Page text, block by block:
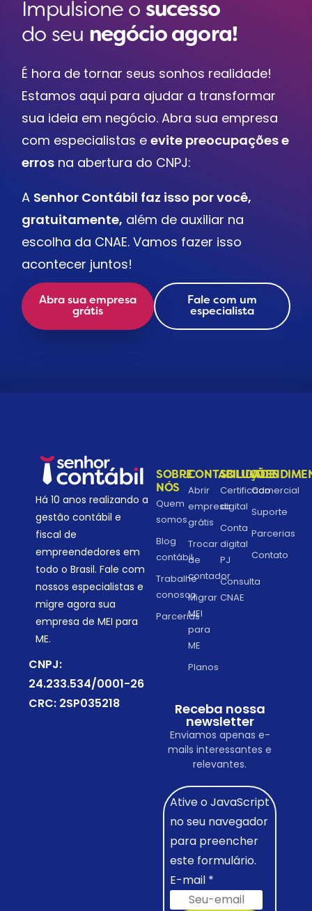
Impulsione o sucesso
do seu negócio agora!
É hora de tornar seus sonhos realidade!
Estamos aqui para ajudar a transformar
sua ideia em negócio. Abra sua empresa
com especialistas eevite preocupações e
erros na abertura do CNPJ:
A Senhor Contábil faz isso por você,
gratuitamente, além de auxiliar na
escolha da CNAE. Vamos fazer isso
acontecer juntos!
Abra sua empresa
grátis
Fale com um
especialista
Há 10 anos realizando a
gestão contábil e
fiscal de
empreendedores em
todo o Brasil. Fale com
nossos especialistas e
migre agora sua
empresa de MEI para
ME.
CNPJ:
24.233.534/0001-26
CRC: 2SP035218
SOBRE
NÓS
Quem
somos
Blog
contábil
Trabalhe
conosco
Parcerias
CONTABILIDADE
Abrir
empresa
grátis
Trocar
de
contador
Migrar
MEI
para
ME
Planos
SOLUÇÕES
Certificado
digital
Conta
digital
PJ
Consulta
CNAE
Comercial
Suporte
Parcerias
Contato
Receba nossa
newsletter
Enviamos apenas e-
mails interessantes e
relevantes.
Ative o JavaScript
no seu navegador
para preencher
este formulário.
E-mail *